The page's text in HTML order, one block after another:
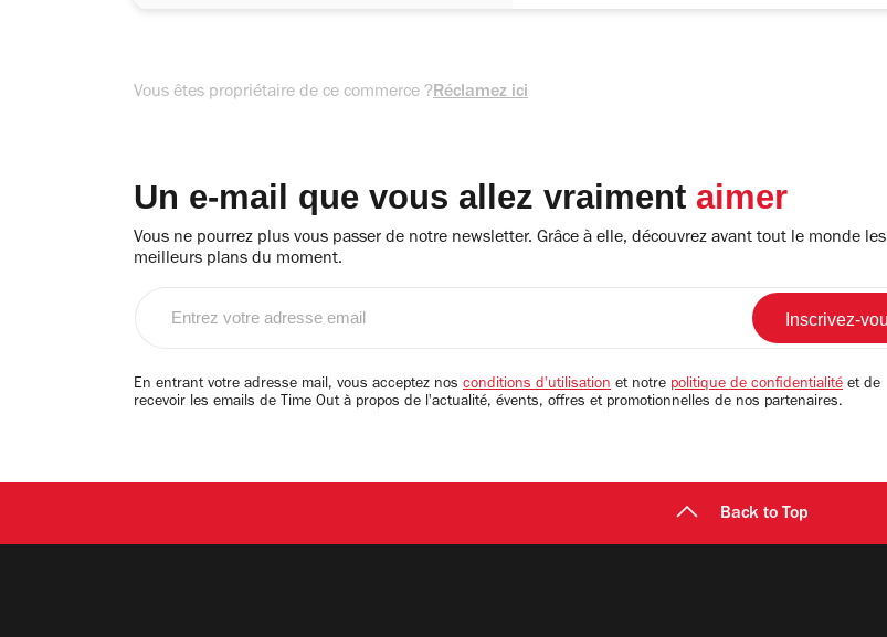
Vous êtes propriétaire de ce commerce ?Réclamez ici
Un e-mail que vous allez vraiment aimer
Vous ne pourrez plus vous passer de notre newsletter. Grâce à elle, découvrez avant tout le monde les
meilleurs plans du moment.
email
En entrant votre adresse mail, vous acceptez nos conditions d'utilisation et notre politique de confidentialité et de
recevoir les emails de Time Out à propos de l'actualité, évents, offres et promotionnelles de nos partenaires.
Back to Top